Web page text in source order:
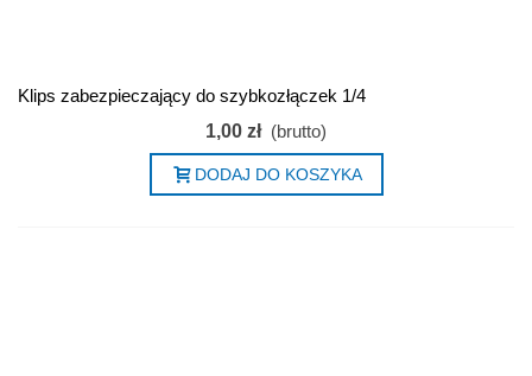
Klips zabezpieczający do szybkozłączek 1/4
1,00 zł (brutto)
DODAJ DO KOSZYKA